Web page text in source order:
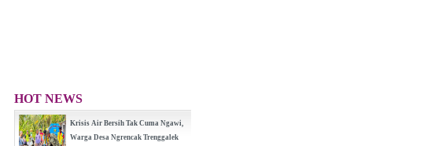
HOT NEWS
Krisis Air Bersih Tak Cuma Ngawi,
Warga Desa Ngrencak Trenggalek